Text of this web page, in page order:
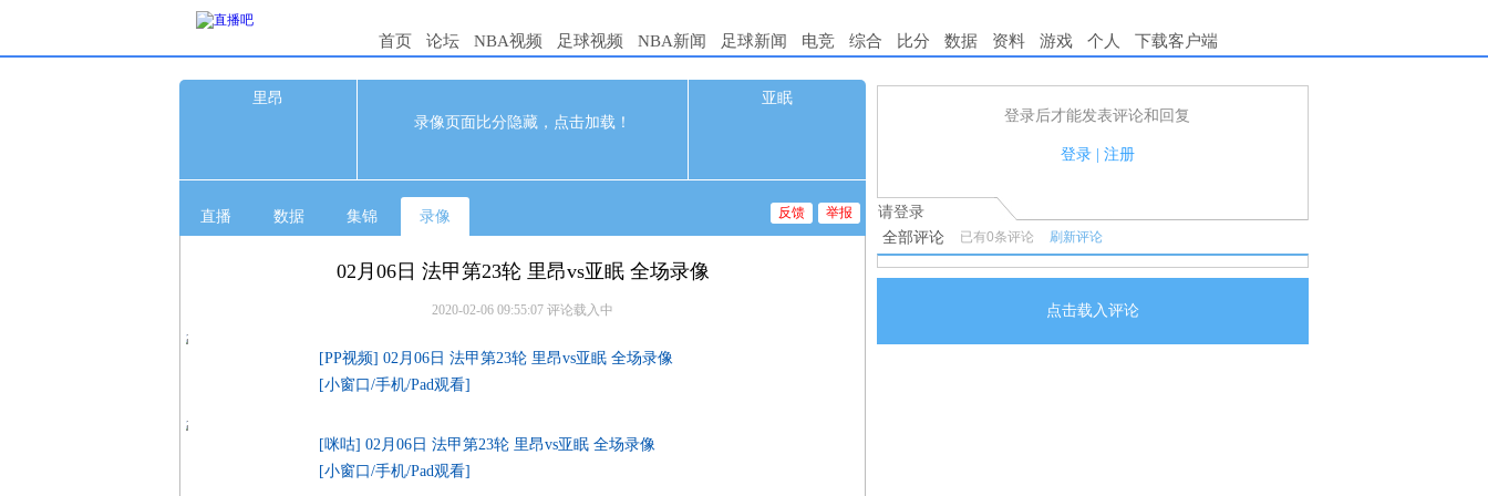
首页 论坛 NBA视频 足球视频 NBA新闻 足球新闻 电竞 综合 比分 数据 资料 游戏 个人 下载客户端
里昂
录像页面比分隐藏，点击加载！
0 02-06 02:00
亚眠
直播 数据 集锦 录像 举报
反馈
02月06日 法甲第23轮 里昂vs亚眠 全场录像
2020-02-06 09:55:07 评论载入中
[PP视频] 02月06日 法甲第23轮 里昂vs亚眠 全场录像
[小窗口/手机/Pad观看]
[咪咕] 02月06日 法甲第23轮 里昂vs亚眠 全场录像
[小窗口/手机/Pad观看]
登录后才能发表评论和回复
登录| 注册
1.电脑端新用户可以发表评论了！
2.发言请遵守国家法律法规.
请登录
全部评论 已有0条评论 刷新评论
点击载入评论